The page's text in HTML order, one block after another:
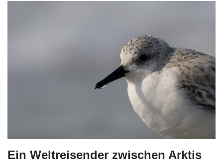
Ein Weltreisender zwischen Arktis